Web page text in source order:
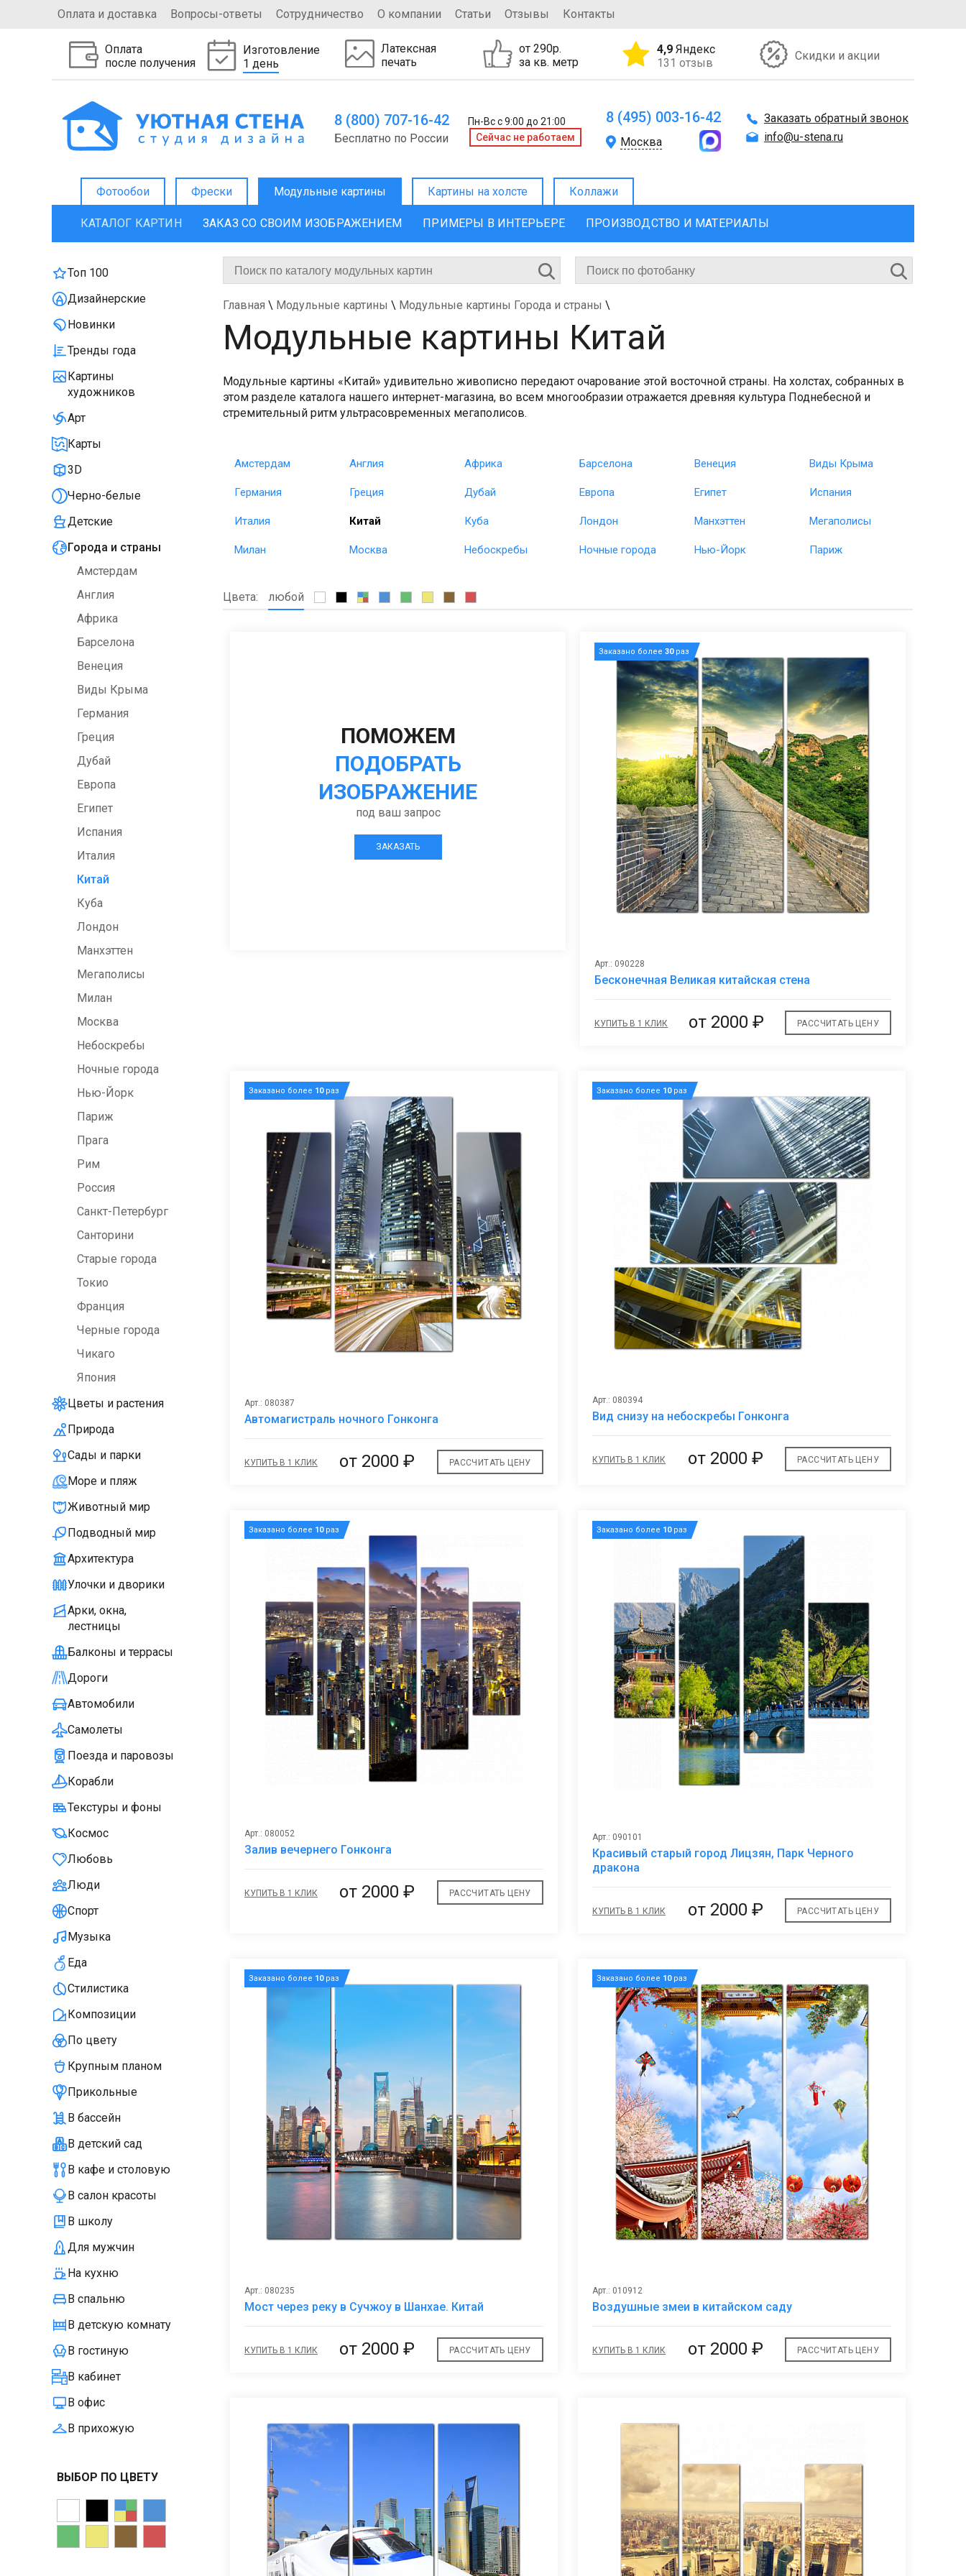
Оплата и доставка Вопросы-ответы Сотрудничество О компании Статьи Отзывы Контакты
Оплата
после получения
Изготовление
1 день
Латексная
печать
от 290р.
за кв. метр
4,9 Яндекс
131 отзыв
Скидки и акции
8 (800) 707-16-42 Пн-Вс с 9:00 до 21:00
Бесплатно по России Cейчас не работаем
8 (495) 003-16-42
Москва
Заказать обратный звонок
info@u-stena.ru
Фотообои Фрески Модульные картины Картины на холсте Коллажи
КАТАЛОГ КАРТИН ЗАКАЗ СО СВОИМ ИЗОБРАЖЕНИЕМ ПРИМЕРЫ В ИНТЕРЬЕРЕ ПРОИЗВОДСТВО И МАТЕРИАЛЫ
Топ 100
Дизайнерские
Новинки
Тренды года
Картины
художников
Арт
Карты
3D
Черно-белые
Детские
Города и страны
Амстердам
Англия
Африка
Барселона
Венеция
Виды Крыма
Германия
Греция
Дубай
Европа
Египет
Испания
Италия
Китай
Куба
Лондон
Манхэттен
Мегаполисы
Милан
Москва
Небоскребы
Ночные города
Нью-Йорк
Париж
Прага
Рим
Россия
Санкт-Петербург
Санторини
Старые города
Токио
Франция
Черные города
Чикаго
Япония
Цветы и растения
Природа
Сады и парки
Море и пляж
Животный мир
Подводный мир
Архитектура
Улочки и дворики
Арки, окна,
лестницы
Балконы и террасы
Дороги
Автомобили
Самолеты
Поезда и паровозы
Корабли
Текстуры и фоны
Космос
Любовь
Люди
Спорт
Музыка
Еда
Стилистика
Композиции
По цвету
Крупным планом
Прикольные
В бассейн
В детский сад
В кафе и столовую
В салон красоты
В школу
Для мужчин
На кухню
В спальню
В детскую комнату
В гостиную
В кабинет
В офис
В прихожую
ВЫБОР ПО ЦВЕТУ
Главная \ Модульные картины \ Модульные картины Города и страны \
Модульные картины Китай
Модульные картины «Китай» удивительно живописно передают очарование этой восточной страны. На холстах, собранных в
этом разделе каталога нашего интернет-магазина, во всем многообразии отражается древняя культура Поднебесной и
стремительный ритм ультрасовременных мегаполисов.
Амстердам Англия Африка Барселона Венеция Виды Крыма
Германия Греция Дубай Европа Египет Испания
Италия Китай Куба Лондон Манхэттен Мегаполисы
Милан Москва Небоскребы Ночные города Нью-Йорк Париж
Цвета: любой
ПОМОЖЕМ
ПОДОБРАТЬ
ИЗОБРАЖЕНИЕ
под ваш запрос
ЗАКАЗАТЬ
Заказано более30раз
Арт.: 090228
Бесконечная Великая китайская стена
КУПИТЬ В 1 КЛИК от 2000 ₽ РАССЧИТАТЬ ЦЕНУ
Заказано более 10раз
Арт.: 080387
Автомагистраль ночного Гонконга
КУПИТЬ В 1 КЛИК от 2000 ₽ РАССЧИТАТЬ ЦЕНУ
Заказано более 10раз
Арт.: 080394
Вид снизу на небоскребы Гонконга
КУПИТЬ В 1 КЛИК от 2000 ₽ РАССЧИТАТЬ ЦЕНУ
Заказано более 10раз
Арт.: 080052
Залив вечернего Гонконга
избранное
КУПИТЬ В 1 КЛИК от 2000 ₽ РАССЧИТАТЬ ЦЕНУ
Заказано более 10раз
Арт.: 090101
Красивый старый город Лицзян, Парк Черного
дракона
КУПИТЬ В 1 КЛИК от 2000 ₽ РАССЧИТАТЬ ЦЕНУ
Заказано более 10раз
Арт.: 080235
Мост через реку в Сучжоу в Шанхае. Китай
избранное
КУПИТЬ В 1 КЛИК от 2000 ₽ РАССЧИТАТЬ ЦЕНУ
Заказано более 10раз
Арт.: 010912
Воздушные змеи в китайском саду
КУПИТЬ В 1 КЛИК от 2000 ₽ РАССЧИТАТЬ ЦЕНУ